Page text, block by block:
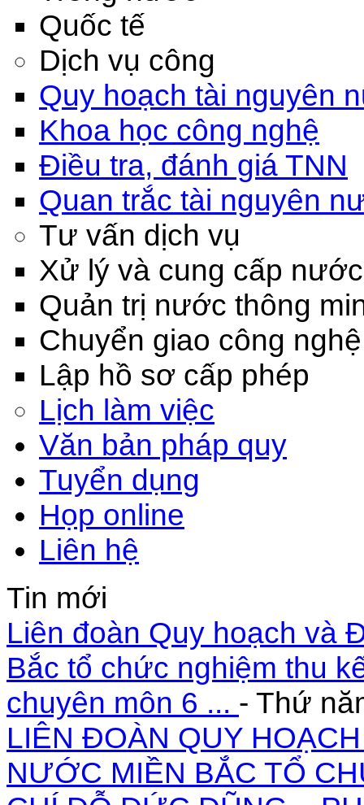
Quốc tế
Dịch vụ công
Quy hoạch tài nguyên
Khoa học công nghệ
Điều tra, đánh giá TNN
Quan trắc tài nguyên
Tư vấn dịch vụ
Xử lý và cung cấp nước
Quản trị nước thông
Chuyển giao công nghệ
Lập hồ sơ cấp phép
Lịch làm việc
Văn bản pháp quy
Tuyển dụng
Họp online
Liên hệ
Tin mới
Liên đoàn Quy hoạch và
Bắc tổ chức nghiệm thu
chuyên môn 6 ... - Thứ
LIÊN ĐOÀN QUY
NƯỚC MIỀN BẮC TỔ